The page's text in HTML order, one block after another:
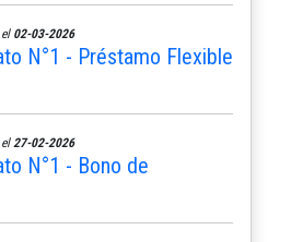
02-03-2026
N°1 - Préstamo Flexible
27-02-2026
N°1 - Bono de